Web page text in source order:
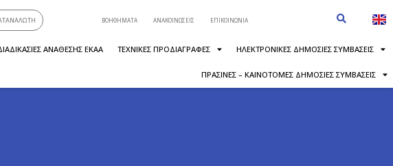
ΒΟΗΘΗΜΑΤΑ ΑΝΑΚΟΙΝΩΣΕΙΣ ΕΠΙΚΟΙΝΩΝΙΑ
ΑΝΑΘΕΣΗΣ ΕΚΑΑ ΤΕΧΝΙΚΕΣ ΠΡΟΔΙΑΓΡΑΦΕΣ ΗΛΕΚΤΡΟΝΙΚΕΣ ΔΗΜΟΣΙΕΣ ΣΥΜΒΑΣΕΙΣ
ΠΡΑΣΙΝΕΣ – ΚΑΙΝΟΤΟΜΕΣ ΔΗΜΟΣΙΕΣ ΣΥΜΒΑΣΕΙΣ